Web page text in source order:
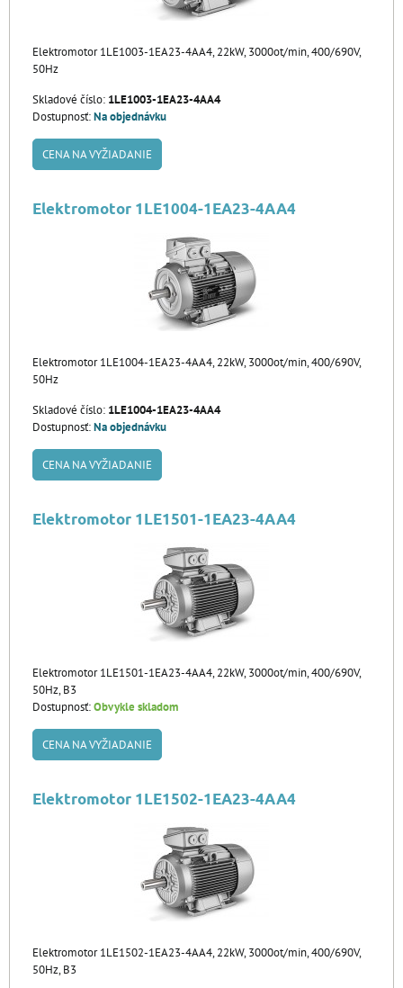
Elektromotor 1LE1003-1EA23-4AA4, 22kW, 3000ot/min, 400/690V,
50Hz
Skladové číslo: 1LE1003-1EA23-4AA4
Dostupnosť:Na objednávku
CENA NA VYŽIADANIE
Elektromotor 1LE1004-1EA23-4AA4
Elektromotor 1LE1004-1EA23-4AA4, 22kW, 3000ot/min, 400/690V,
50Hz
Skladové číslo: 1LE1004-1EA23-4AA4
Dostupnosť:Na objednávku
CENA NA VYŽIADANIE
Elektromotor 1LE1501-1EA23-4AA4
Elektromotor 1LE1501-1EA23-4AA4, 22kW, 3000ot/min, 400/690V,
50Hz, B3
Dostupnosť:Obvykle skladom
CENA NA VYŽIADANIE
Elektromotor 1LE1502-1EA23-4AA4
Elektromotor 1LE1502-1EA23-4AA4, 22kW, 3000ot/min, 400/690V,
50Hz, B3